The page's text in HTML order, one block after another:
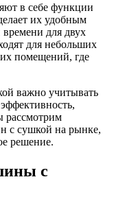
в себе функции
их удобным
времени для двух
для небольших
помещений, где
важно учитывать
рассмотрим
с сушкой на рынке,
решение.
с